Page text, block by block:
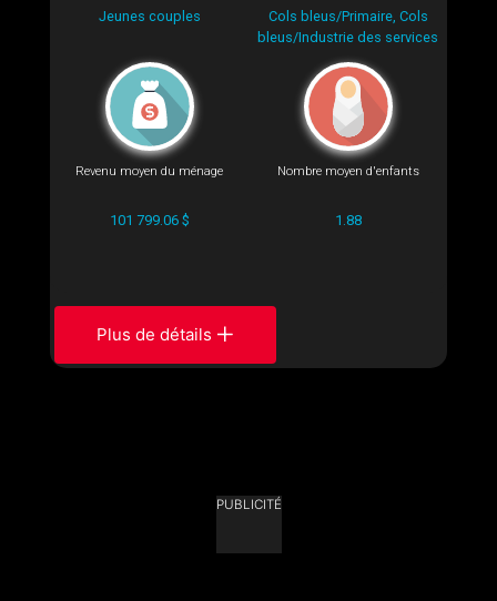
Jeunes couples
Cols bleus/Primaire, Cols
bleus/Industrie des services
Revenu moyen du ménage
101 799.06 $
Nombre moyen d'enfants
1.88
Plus de détails
PUBLICITÉ